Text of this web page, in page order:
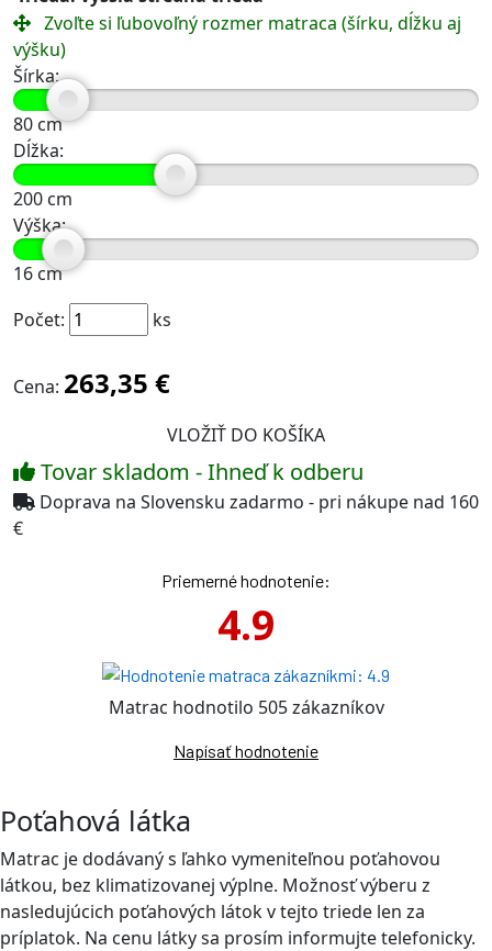
Zvoľte si ľubovoľný rozmer matraca (šírku, dĺžku aj
výšku)
Šírka:
80 cm
Dĺžka:
200 cm
Výška:
16 cm
Počet:
ks
Cena: 263,35 €
Tovar skladom - Ihneď k odberu
Doprava na Slovensku zadarmo - pri nákupe nad 160
€
Priemerné hodnotenie:
4.9
Matrac hodnotilo 505 zákazníkov
Napísať hodnotenie
Poťahová látka
Matrac je dodávaný s ľahko vymeniteľnou poťahovou
látkou, bez klimatizovanej výplne. Možnosť výberu z
nasledujúcich poťahových látok v tejto triede len za
príplatok. Na cenu látky sa prosím informujte telefonicky.